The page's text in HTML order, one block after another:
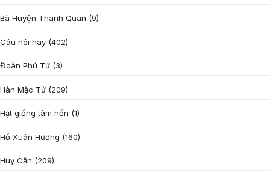
Bà Huyện Thanh Quan (9)
Câu nói hay (402)
Đoàn Phú Tứ (3)
Hàn Mặc Tử (209)
Hạt giống tâm hồn (1)
Hồ Xuân Hương (160)
Huy Cận (209)